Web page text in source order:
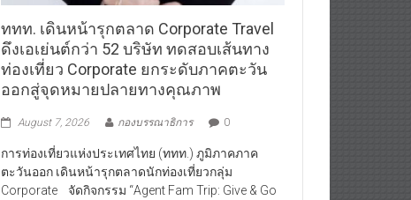
ททท. เดินหน้ารุกตลาด Corporate Travel
ดึงเอเย่นต์กว่า 52 บริษัท ทดสอบเส้นทาง
ท่องเที่ยว Corporate ยกระดับภาคตะวัน
ออกสู่จุดหมายปลายทางคุณภาพ
August 7, 2026 กองบรรณาธิการ 0
การท่องเที่ยวแห่งประเทศไทย (ททท.) ภูมิภาคภาค
ตะวันออก เดินหน้ารุกตลาดนักท่องเที่ยวกลุ่ม
Corporate จัดกิจกรรม “Agent Fam Trip: Give & Go